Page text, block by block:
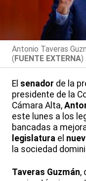
Antonio Taveras
(FUENTE EXTERNA)
El senador de la
presidente de la
Cámara Alta,
este lunes a los
bancadas a
legislatura el
la sociedad
Taveras Guzmán,